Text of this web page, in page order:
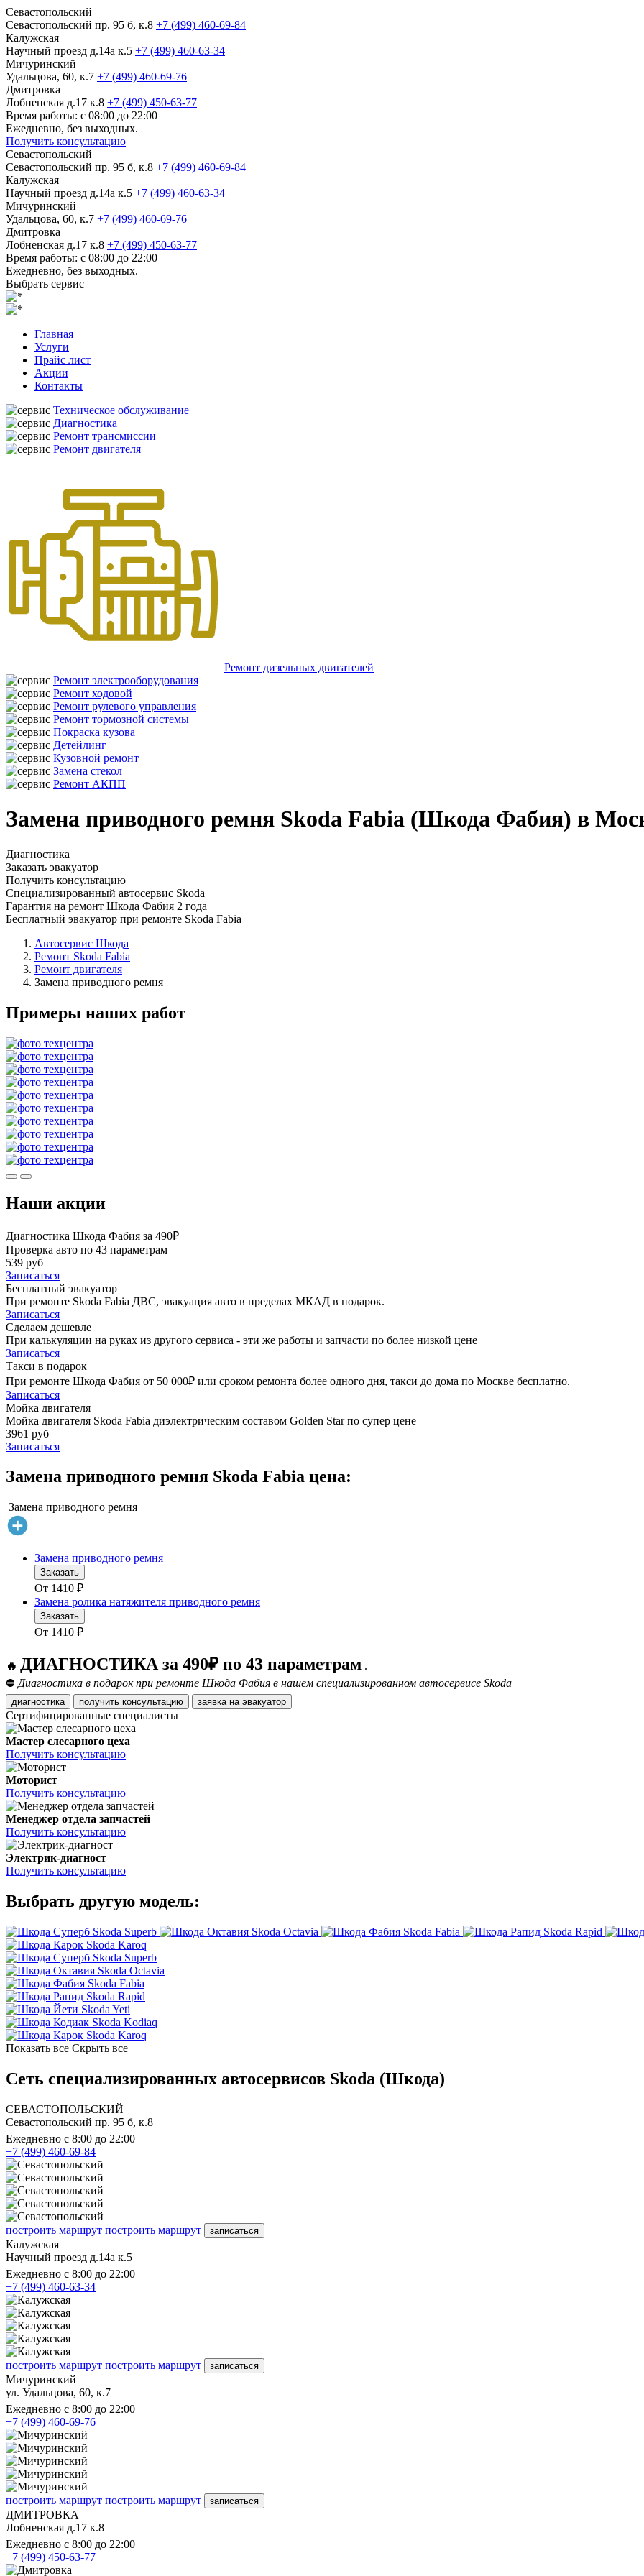
Севастопольский
Севастопольский пр. 95 б, к.8 +7 (499) 460-69-84
Калужская
Научный проезд д.14а к.5 +7 (499) 460-63-34
Мичуринский
Удальцова, 60, к.7 +7 (499) 460-69-76
Дмитровка
Лобненская д.17 к.8 +7 (499) 450-63-77
Время работы: с 08:00 до 22:00
Ежедневно, без выходных.
Получить консультацию
Севастопольский
Севастопольский пр. 95 б, к.8 +7 (499) 460-69-84
Калужская
Научный проезд д.14а к.5 +7 (499) 460-63-34
Мичуринский
Удальцова, 60, к.7 +7 (499) 460-69-76
Дмитровка
Лобненская д.17 к.8 +7 (499) 450-63-77
Время работы: с 08:00 до 22:00
Ежедневно, без выходных.
Выбрать сервис
Главная
Услуги
Прайс лист
Акции
Контакты
Техническое обслуживание
Диагностика
Ремонт трансмиссии
Ремонт двигателя
Ремонт дизельных двигателей
Ремонт электрооборудования
Ремонт ходовой
Ремонт рулевого управления
Ремонт тормозной системы
Покраска кузова
Детейлинг
Кузовной ремонт
Замена стекол
Ремонт АКПП
Замена приводного ремня Skoda Fabia (Шкода Фабия) в
Диагностика
Заказать эвакуатор
Получить консультацию
Специализированный автосервис Skoda
Гарантия на ремонт Шкода Фабия 2 года
Бесплатный эвакуатор при ремонте Skoda Fabia
Автосервис Шкода
Ремонт Skoda Fabia
Ремонт двигателя
Замена приводного ремня
Примеры наших работ
Наши акции
Диагностика Шкода Фабия за 490₽
Проверка авто по 43 параметрам
539 руб
Записаться
Бесплатный эвакуатор
При ремонте Skoda Fabia ДВС, эвакуация авто в пределах МКАД в подарок.
Записаться
Сделаем дешевле
При калькуляции на руках из другого сервиса - эти же работы и запчасти по более низкой цене
Записаться
Такси в подарок
При ремонте Шкода Фабия от 50 000₽ или сроком ремонта более одного дня, такси до дома по Москве бесплатно.
Записаться
Мойка двигателя
Мойка двигателя Skoda Fabia диэлектрическим составом Golden Star по супер цене
3961 руб
Записаться
Замена приводного ремня Skoda Fabia цена:
Замена приводного ремня
Замена приводного ремня
Заказать
От 1410 ₽
Замена ролика натяжителя приводного ремня
Заказать
От 1410 ₽
🔥 ДИАГНОСТИКА за 490₽ по 43 параметрам .
⛔ Диагностика в подарок при ремонте Шкода Фабия в нашем специализированном автосервисе Skoda
диагностика получить консультацию заявка на эвакуатор
Сертифицированные специалисты
Мастер слесарного цеха
Получить консультацию
Моторист
Получить консультацию
Менеджер отдела запчастей
Получить консультацию
Электрик-диагност
Получить консультацию
Выбрать другую модель:
Skoda Superb Skoda Octavia Skoda Fabia
Skoda Rapid
Skoda Karoq
Skoda Superb
Skoda Octavia
Skoda Fabia
Skoda Rapid
Skoda Yeti
Skoda Kodiaq
Skoda Karoq
Показать все Скрыть все
Сеть специализированных автосервисов Skoda (Шкода)
СЕВАСТОПОЛЬСКИЙ
Севастопольский пр. 95 б, к.8
Ежедневно с 8:00 до 22:00
+7 (499) 460-69-84
построить маршрут построить маршрут записаться
Калужская
Научный проезд д.14а к.5
Ежедневно с 8:00 до 22:00
+7 (499) 460-63-34
построить маршрут построить маршрут записаться
Мичуринский
ул. Удальцова, 60, к.7
Ежедневно с 8:00 до 22:00
+7 (499) 460-69-76
построить маршрут построить маршрут записаться
ДМИТРОВКА
Лобненская д.17 к.8
Ежедневно с 8:00 до 22:00
+7 (499) 450-63-77